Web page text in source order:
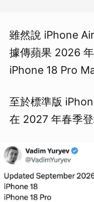
雖然說 iPhone
據傳蘋果 2026
iPhone 18 Pro
至於標準版
在 2027 年春季登